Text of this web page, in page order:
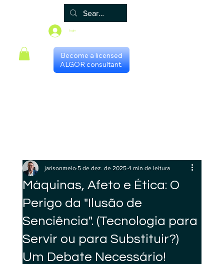
Login
Become a licensed
ALGOR consultant.
Máquinas, Afeto e Ética: O
Perigo da "Ilusão de
Senciência". (Tecnologia para
Servir ou para Substituir?)
Um Debate Necessário!
jarisonmelo 5 de dez. de 2025 4 min de leitura